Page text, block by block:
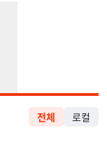
전체 로컬